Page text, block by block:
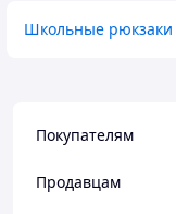
Школьные рюкзаки
Покупателям
Продавцам